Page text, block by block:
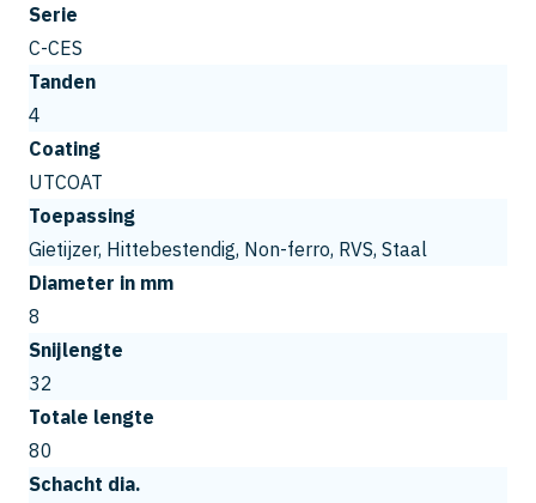
Serie
C-CES
Tanden
4
Coating
UTCOAT
Toepassing
Gietijzer, Hittebestendig, Non-ferro, RVS, Staal
Diameter in mm
8
Snijlengte
32
Totale lengte
80
Schacht dia.